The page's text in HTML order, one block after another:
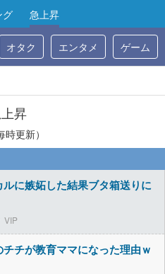
グ 急上昇
オタク エンタメ ゲーム
昇
更新）
に嫉妬した結果ブタ箱送りに
VIP
チチが教育ママになった理由ｗ